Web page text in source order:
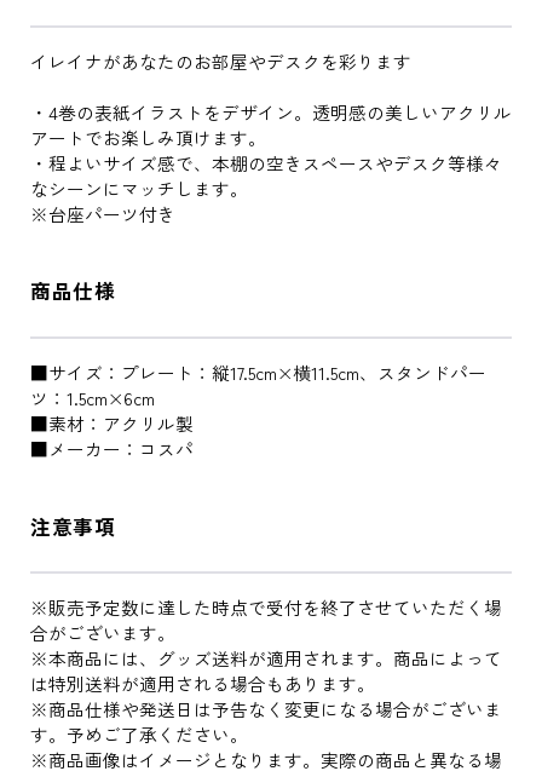
イレイナがあなたのお部屋やデスクを彩ります
・4巻の表紙イラストをデザイン。透明感の美しいアクリル
アートでお楽しみ頂けます。
・程よいサイズ感で、本棚の空きスペースやデスク等様々
なシーンにマッチします。
※台座パーツ付き
商品仕様
■サイズ：プレート：縦17.5cm×横11.5cm、スタンドパー
ツ：1.5cm×6cm
■素材：アクリル製
■メーカー：コスパ
注意事項
※販売予定数に達した時点で受付を終了させていただく場
合がございます。
※本商品には、グッズ送料が適用されます。商品によって
は特別送料が適用される場合もあります。
※商品仕様や発送日は予告なく変更になる場合がございま
す。予めご了承ください。
※商品画像はイメージとなります。実際の商品と異なる場